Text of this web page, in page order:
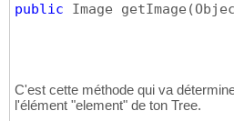
public Image getImage (
C'est cette méthode qui va
l'élément "element" de ton Tree.